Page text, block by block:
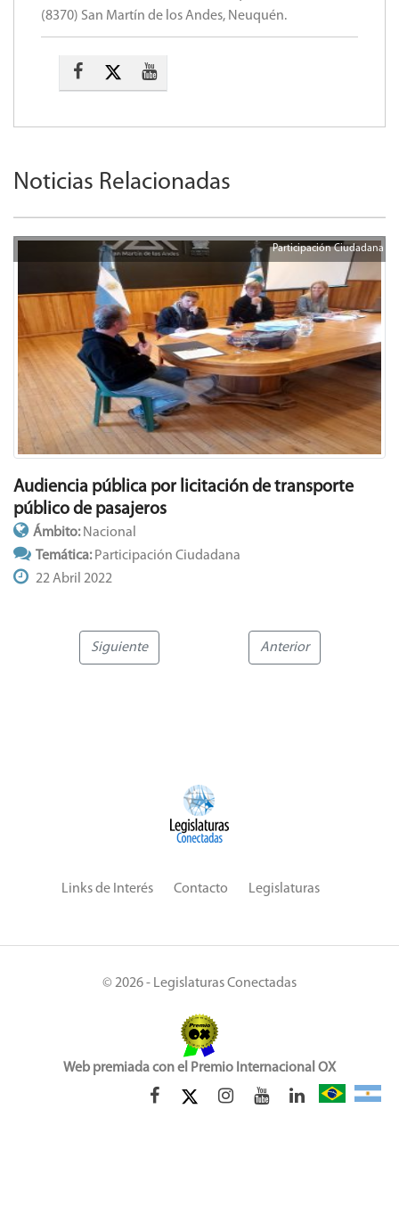
(8370) San Martín de los Andes, Neuquén.
Noticias Relacionadas
Participación Ciudadana
Audiencia pública por licitación de transporte
público de pasajeros
Ámbito: Nacional
Temática: Participación Ciudadana
22 Abril 2022
Siguiente Anterior
Links de Interés Contacto Legislaturas
© 2026 - Legislaturas Conectadas
Web premiada con el Premio Internacional OX